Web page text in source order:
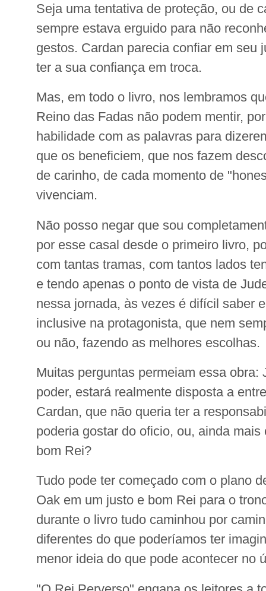
Seja uma tentativa de proteção, ou de
sempre estava erguido para não
gestos. Cardan parecia confiar em seu
ter a sua confiança em troca.
Mas, em todo o livro, nos lembramos
Reino das Fadas não podem mentir,
habilidade com as palavras para
que os beneficiem, que nos fazem
de carinho, de cada momento de
vivenciam.
Não posso negar que sou
por esse casal desde o primeiro livro,
com tantas tramas, com tantos lados
e tendo apenas o ponto de vista de
nessa jornada, às vezes é difícil saber
inclusive na protagonista, que nem
ou não, fazendo as melhores escolhas.
Muitas perguntas permeiam essa obra:
poder, estará realmente disposta a
Cardan, que não queria ter a
poderia gostar do oficio, ou, ainda
bom Rei?
Tudo pode ter começado com o plano
Oak em um justo e bom Rei para o
durante o livro tudo caminhou por
diferentes do que poderíamos ter
menor ideia do que pode acontecer no